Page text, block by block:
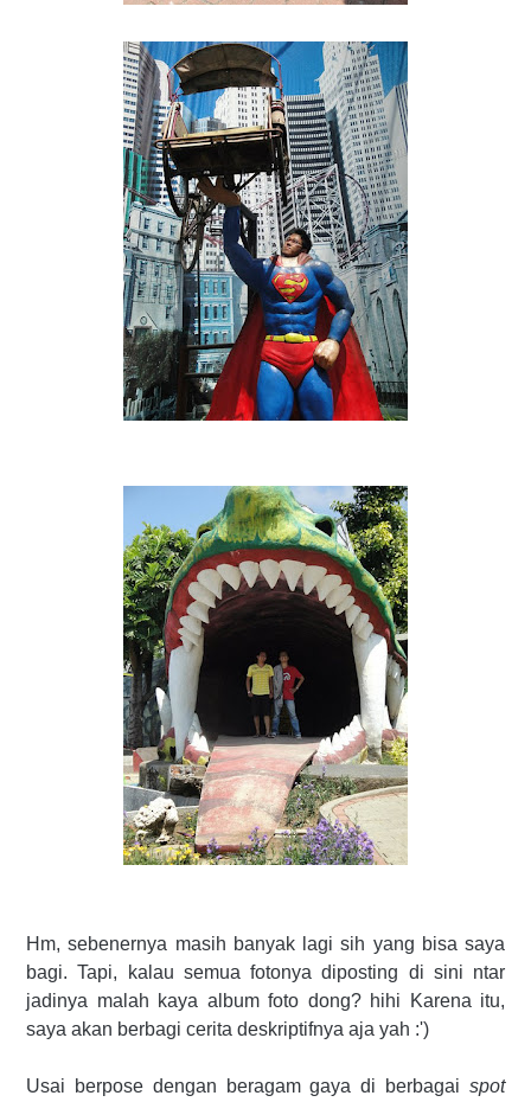
Hm, sebenernya masih banyak lagi sih yang bisa saya
bagi. Tapi, kalau semua fotonya diposting di sini ntar
jadinya malah kaya album foto dong? hihi Karena itu,
saya akan berbagi cerita deskriptifnya aja yah :')
Usai berpose dengan beragam gaya di berbagai spot